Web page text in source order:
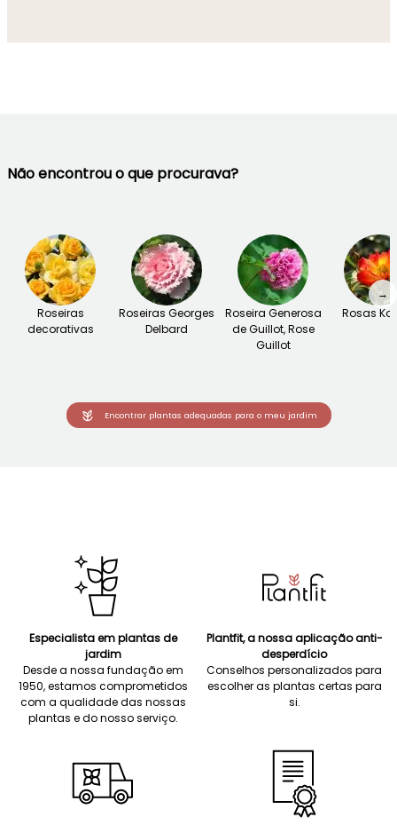
Não encontrou o que procurava?
Roseiras
decorativas
Roseiras Georges
Delbard
Roseira Generosa
de Guillot, Rose
Guillot
Rosas
→
Encontrar plantas adequadas para o meu jardim
Especialista em plantas de
jardim
Desde a nossa fundação em
1950, estamos comprometidos
com a qualidade das nossas
plantas e do nosso serviço.
Plantfit, a nossa aplicação anti-
desperdício
Conselhos personalizados para
escolher as plantas certas para
si.